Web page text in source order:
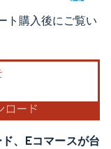
表示が必要です。
ト購入後にご覧い
、Eコマースが台